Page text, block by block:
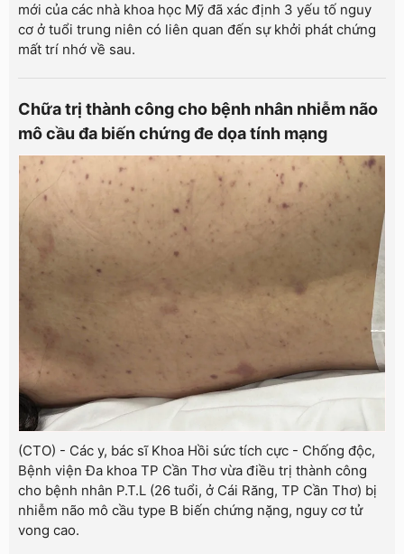
mới của các nhà khoa học Mỹ đã xác định 3 yếu tố nguy
cơ ở tuổi trung niên có liên quan đến sự khởi phát chứng
mất trí nhớ về sau.
Chữa trị thành công cho bệnh nhân nhiễm não
mô cầu đa biến chứng đe dọa tính mạng
(CTO) - Các y, bác sĩ Khoa Hồi sức tích cực - Chống độc,
Bệnh viện Đa khoa TP Cần Thơ vừa điều trị thành công
cho bệnh nhân P.T.L (26 tuổi, ở Cái Răng, TP Cần Thơ) bị
nhiễm não mô cầu type B biến chứng nặng, nguy cơ tử
vong cao.